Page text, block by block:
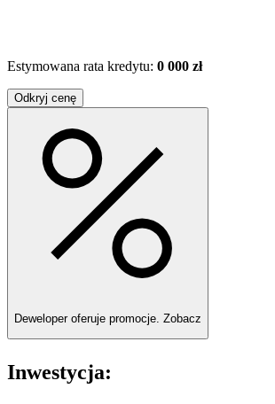
Estymowana rata kredytu: 0 000 zł
Odkryj cenę
Deweloper oferuje promocje. Zobacz
Inwestycja: